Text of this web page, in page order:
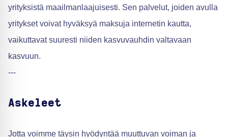
yrityksistä maailmanlaajuisesti. Sen palvelut, joiden avulla
yritykset voivat hyväksyä maksuja internetin kautta,
vaikuttavat suuresti niiden kasvuvauhdin valtavaan
kasvuun.
---
Askeleet
Jotta voimme täysin hyödyntää muuttuvan voiman ja